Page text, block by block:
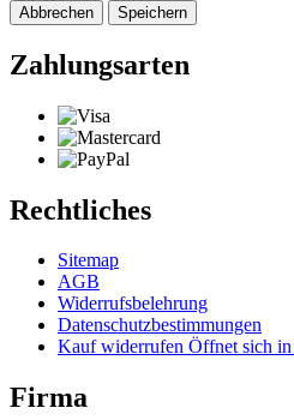
Abbrechen Speichern
Zahlungsarten
Rechtliches
Sitemap
AGB
Widerrufsbelehrung
Datenschutzbestimmungen
Kauf widerrufen Öffnet sich in
Firma